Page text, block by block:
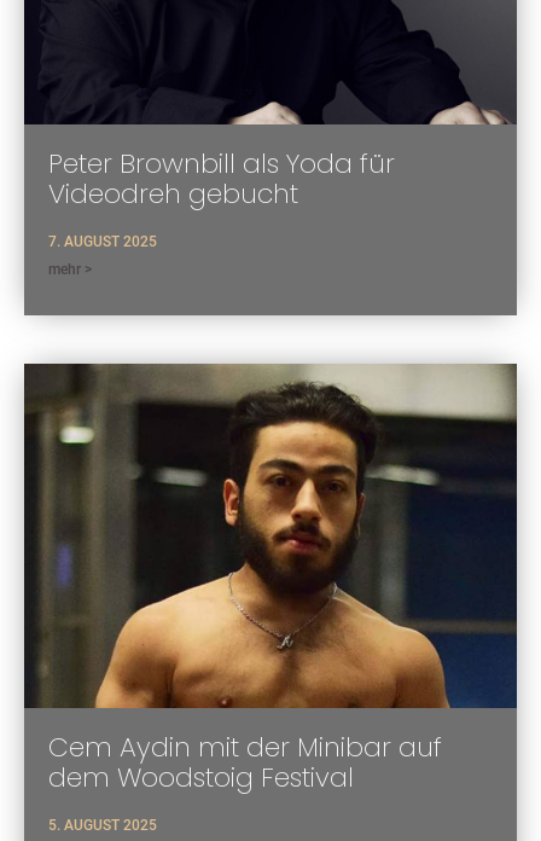
Peter Brownbill als Yoda für
Videodreh gebucht
7. AUGUST 2025
mehr >
Cem Aydin mit der Minibar auf
dem Woodstoig Festival
5. AUGUST 2025